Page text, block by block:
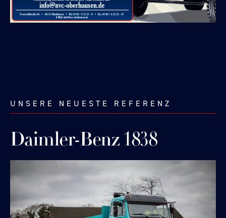
UNSERE NEUESTE REFERENZ
Daimler-Benz 1838